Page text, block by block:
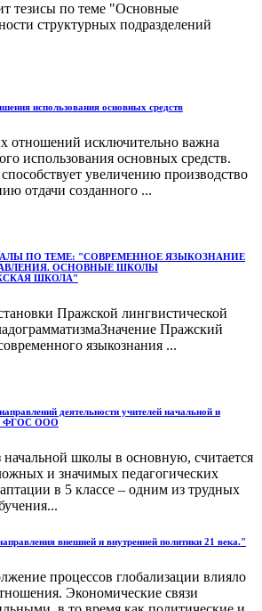
тезисы по теме "Основные
структурных подразделений
использования основных средств
отношений исключительно важна
использования основных средств.
увеличению производство
отдачи созданного ...
ПО ТЕМЕ: "СОВРЕМЕННОЕ ЯЗЫКОЗНАНИЕ
ОСНОВНЫЕ ШКОЛЫ
ШКОЛА"
Пражской лингвистической
Пражский
языкознания ...
деятельности учителей начальной и
ФГОС ООО
школы в основную, считается
и значимых педагогических
в 5 классе – одним из трудных
внешней и внутренней политики 21 века."
процессов глобализации влияло
Экономические связи